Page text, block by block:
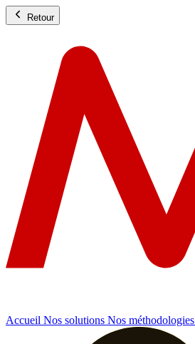
Retour
Accueil Nos solutions Nos méthodologies